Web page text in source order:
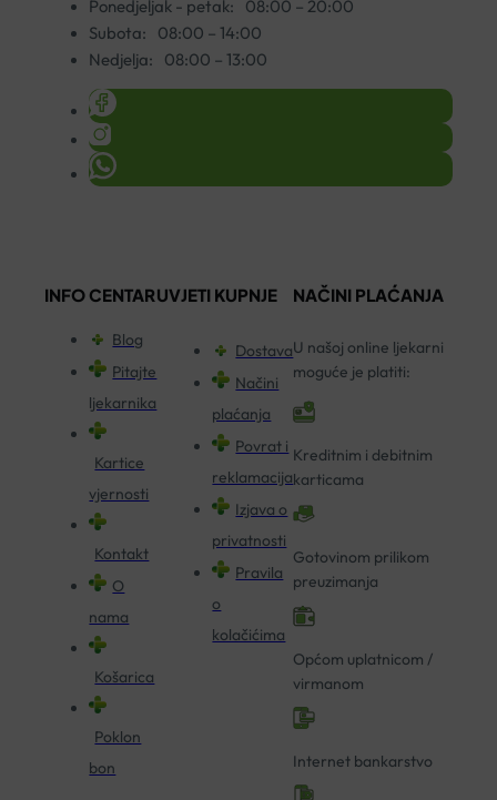
Ponedjeljak - petak:
08:00 – 20:00
Subota:
08:00 – 14:00
Nedjelja:
08:00 – 13:00
INFO CENTAR
Blog
Pitajte
ljekarnika
Kartice
vjernosti
Kontakt
O
nama
Košarica
Poklon
bon
UVJETI KUPNJE
Dostava
Načini
plaćanja
Povrat i
reklamacija
Izjava o
privatnosti
Pravila
o
kolačićima
NAČINI PLAĆANJA
U našoj online ljekarni
moguće je platiti:
Kreditnim i debitnim
karticama
Gotovinom prilikom
preuzimanja
Općom uplatnicom /
virmanom
Internet bankarstvo